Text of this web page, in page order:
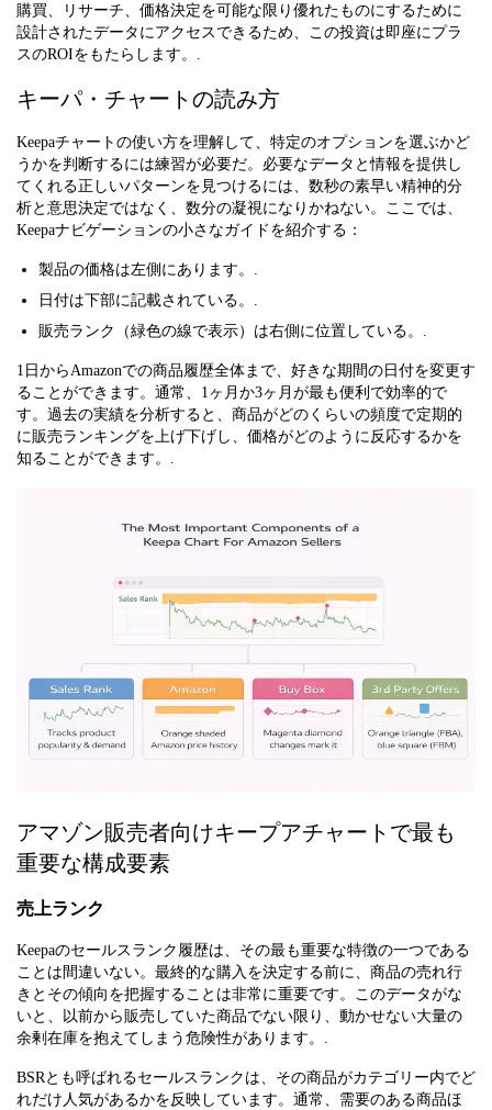
購買、リサーチ、価格決定を可能な限り優れたものにするために
設計されたデータにアクセスできるため、この投資は即座にプラ
スのROIをもたらします。.
キーパ・チャートの読み方
Keepaチャートの使い方を理解して、特定のオプションを選ぶかど
うかを判断するには練習が必要だ。必要なデータと情報を提供し
てくれる正しいパターンを見つけるには、数秒の素早い精神的分
析と意思決定ではなく、数分の凝視になりかねない。ここでは、
Keepaナビゲーションの小さなガイドを紹介する：
製品の価格は左側にあります。.
日付は下部に記載されている。.
販売ランク（緑色の線で表示）は右側に位置している。.
1日からAmazonでの商品履歴全体まで、好きな期間の日付を変更す
ることができます。通常、1ヶ月か3ヶ月が最も便利で効率的で
す。過去の実績を分析すると、商品がどのくらいの頻度で定期的
に販売ランキングを上げ下げし、価格がどのように反応するかを
知ることができます。.
アマゾン販売者向けキープアチャートで最も
重要な構成要素
売上ランク
Keepaのセールスランク履歴は、その最も重要な特徴の一つである
ことは間違いない。最終的な購入を決定する前に、商品の売れ行
きとその傾向を把握することは非常に重要です。このデータがな
いと、以前から販売していた商品でない限り、動かせない大量の
余剰在庫を抱えてしまう危険性があります。.
BSRとも呼ばれるセールスランクは、その商品がカテゴリー内でど
れだけ人気があるかを反映しています。通常、需要のある商品ほ